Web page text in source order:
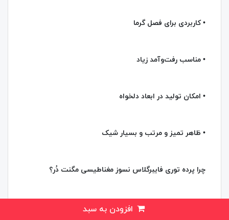
• کاربردی برای فصل گرما
• مناسب رفت‌وآمد زیاد
• امکان تولید در ابعاد دلخواه
• ظاهر تمیز و مرتب و بسیار شیک
چرا پرده توری فایبرگلاس نسوز مغناطیسی مگنت دُر؟
اگر به دنبال یک پرده توری مگنتی مقاوم، کاربردی و زیبا برای